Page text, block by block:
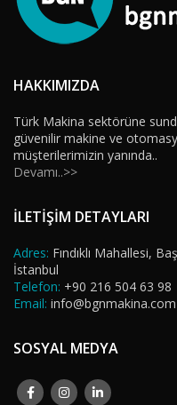
HAKKIMIZDA
Türk Makina sektörüne
güvenilir makine ve
müşterilerimizin yanında..
Devamı..>>
İLETİŞİM DETAYLARI
Adres: Fındıklı Mahallesi,
İstanbul
Telefon: +90 216 504 63 98
Email: info@bgnmakina.com
SOSYAL MEDYA